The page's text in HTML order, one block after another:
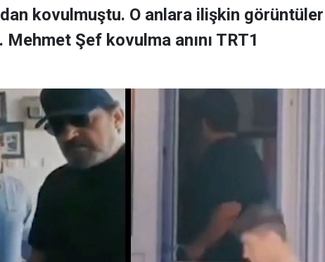
kovulmuştu. O anlara ilişkin görüntüler
Mehmet Şef kovulma anını TRT1